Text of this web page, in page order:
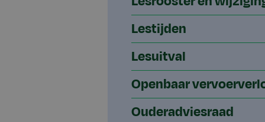
Lestijden
Lesuitval
Openbaar
Ouderadviesraad